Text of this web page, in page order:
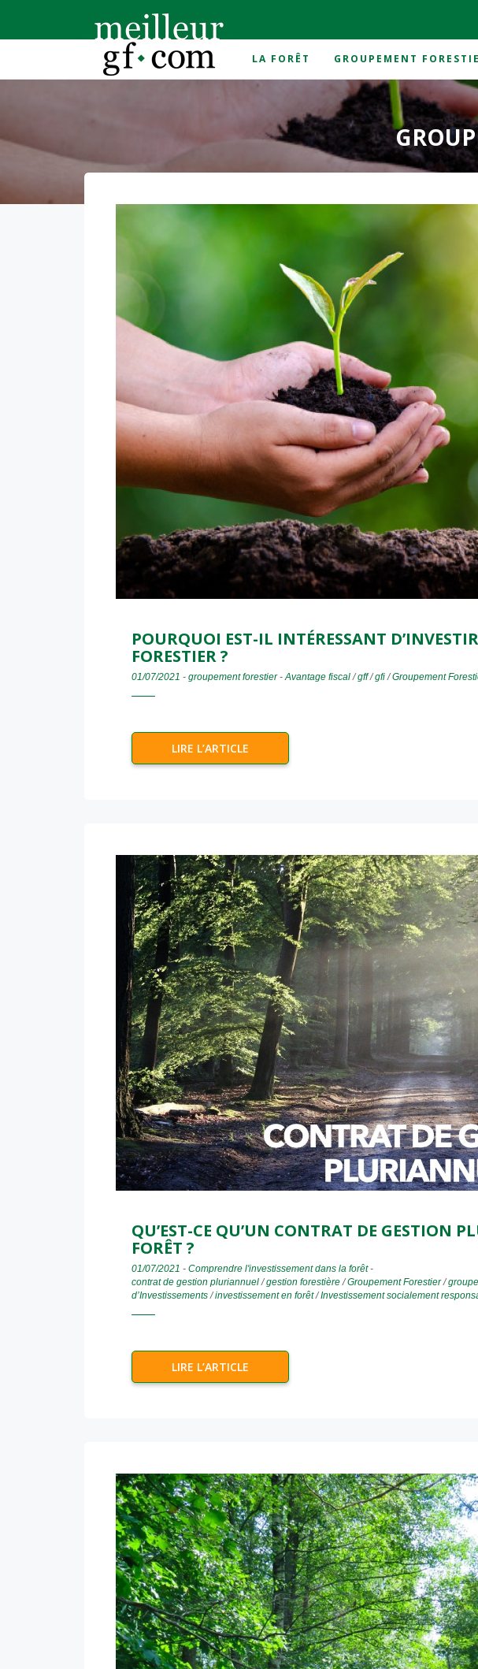
LA FORÊT GROUPEMENT
Accueil> Groupement Forestier
POURQUOI EST-IL INTÉRESSANT
FORESTIER ?
01/07/2021 - groupement forestier- Avantage fiscal /gff/gfi /Groupement
LIRE L’ARTICLE
QU’EST-CE QU’UN CONTRAT DE GESTION
FORÊT ?
01/07/2021 - Comprendre l'investissement dans la forêt-
contrat de gestion pluriannuel/gestion forestière/Groupement Forestier/
d’Investissements/investissement en forêt/Investissement socialement
LIRE L’ARTICLE